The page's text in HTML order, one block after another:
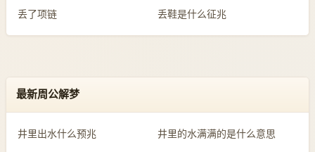
丢了项链 丢鞋是什么征兆
最新周公解梦
井里出水什么预兆 井里的水满满的是什么意思